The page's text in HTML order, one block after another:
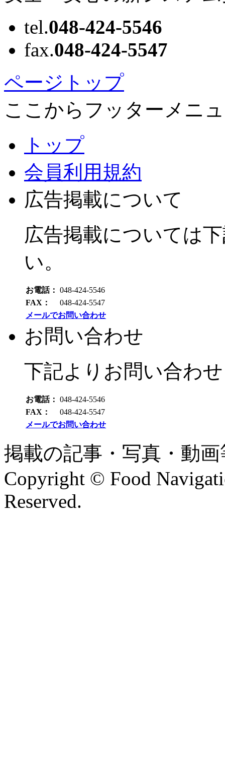
tel.048-424-5546
fax.048-424-5547
ページトップ
ここからフッターメニ
トップ
会員利用規約
広告掲載について
広告掲載については
い。
お電話： 048-424-5546
FAX：
048-424-5547
メールでお問い合わせ
お問い合わせ
下記よりお問い合わ
お電話： 048-424-5546
FAX：
048-424-5547
メールでお問い合わせ
掲載の記事・写真・動
Copyright © Food
Reserved.